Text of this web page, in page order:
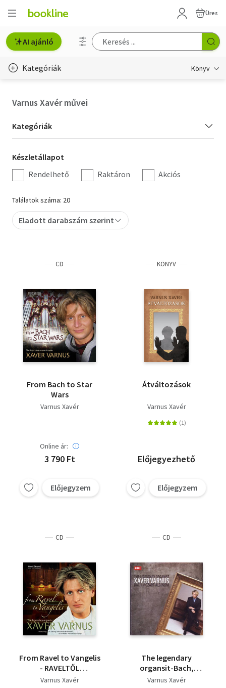
Üres
AI ajánló
Kategóriák Könyv
Hobbi, szabadidő
Irodalom
Művészet
Szakkönyv
Tankönyv, segédkönyv
Társadalomtudomány
Természettudomány
Történelem
Vallás
Varnus Xavér művei
Kategória
szűrés
Kategóriák
Készletállapot
szűrés
Készletállapot
Rendelhető
Raktáron Akciós
Találatok száma: 20
Eladott darabszám szerint
CD
From Bach to Star
Wars
Varnus Xavér
Online ár:
3 790 Ft
Előjegyzem
KÖNYV
Átváltozások
Varnus Xavér
Előjegyezhető
Előjegyzem
CD
From Ravel to Vangelis
- RAVELTŐL
VANGELISIG
Varnus Xavér
CD
The legendary
organsit-Bach,
Mozart, Albinoni
Varnus Xavér